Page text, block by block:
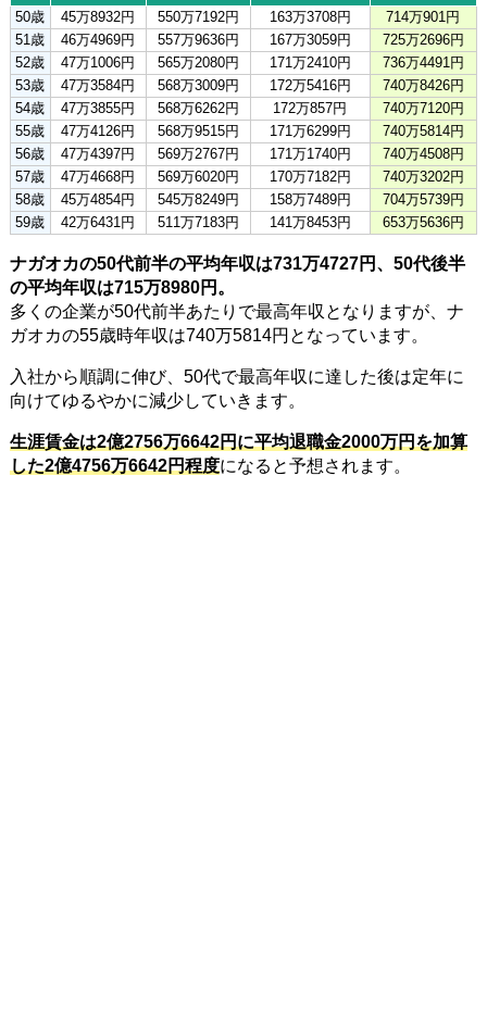
50歳
45万8932円 550万7192円 163万3708円
714万901円
51歳
46万4969円 557万9636円 167万3059円
725万2696円
52歳
47万1006円 565万2080円 171万2410円
736万4491円
53歳
47万3584円 568万3009円 172万5416円
740万8426円
54歳
47万3855円 568万6262円 172万857円
740万7120円
55歳
47万4126円 568万9515円 171万6299円
740万5814円
56歳
47万4397円 569万2767円 171万1740円
740万4508円
57歳
47万4668円 569万6020円 170万7182円
740万3202円
58歳
45万4854円 545万8249円 158万7489円
704万5739円
59歳
42万6431円 511万7183円 141万8453円 653万5636円
ナガオカの50代前半の平均年収は731万4727円、50代後半
の平均年収は715万8980円。
多くの企業が50代前半あたりで最高年収となりますが、ナ
ガオカの55歳時年収は740万5814円となっています。
入社から順調に伸び、50代で最高年収に達した後は定年に
向けてゆるやかに減少していきます。
生涯賃金は2億2756万6642円に平均退職金2000万円を加算
した2億4756万6642円程度になると予想されます。